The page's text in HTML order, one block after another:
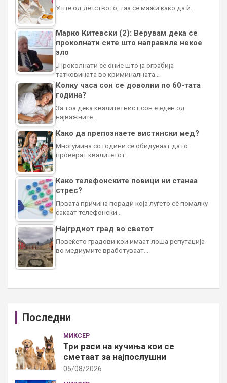
Уште од детството, таа се мажи како да ѝ…
Марко Китевски (2): Верувам дека се
проколнати сите што направиле некое
зло
„Проколнати се оние што ја ограбија
татковината во криминалната…
Колку часа сон се доволни по 60-тата
година?
За тоа дека квалитетниот сон е еден од
најважните…
Како да препознаете вистински мед?
Многумина со години се обидуваат да го
проверат квалитетот…
Како телефонските повици ни станаа
стрес?
Првата причина поради која луѓето сè помалку
сакаат телефонски…
Најгрдиот град во светот
Повеќето градови кои имаат лоша репутација
во медиумите вработуваат…
Последни
МИКСЕР
Три раси на кучиња кои се
сметаат за најпослушни
05/08/2026